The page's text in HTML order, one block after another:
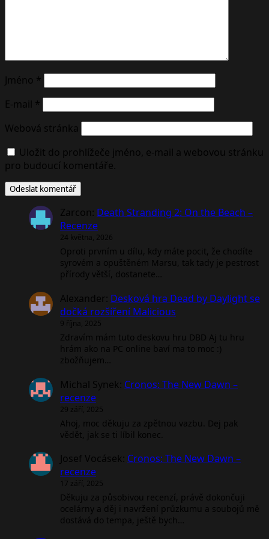
Jméno *
E-mail *
Webová stránka
Uložit do prohlížeče jméno, e-mail a webovou stránku
pro budoucí komentáře.
Zarcon: Death Stranding 2: On the Beach –
Recenze
24 května, 2026
Oproti prvním u dílu, kdy máte pocit, že chodíte
syrovém a opuštěném Marsu, tak tady je pestrost
přírody větší, dostanete…
Alexander: Desková hra Dead by Daylight se
dočká rozšíření Malicious
9 října, 2025
Zdravím mám tuto deskovu hru DBD Aj tu hru
hrám ako na PC online baví ma to moc :)
zbožňujem…
Michal Synek: Cronos: The New Dawn –
recenze
29 září, 2025
Ahoj, moc děkuju za zpětnou vazbu. Dej pak
vědět, jak se ti líbil konec.
Josef Vocásek: Cronos: The New Dawn –
recenze
17 září, 2025
Děkuju za působivou recenzí, právě dokončuji
ocelárny a děj i navržení průzkumu a soubojů mě
dostává do tempa, ještě bych…